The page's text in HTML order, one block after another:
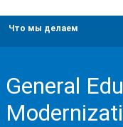
Что мы делаем
General